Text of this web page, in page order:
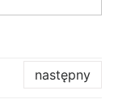
następny